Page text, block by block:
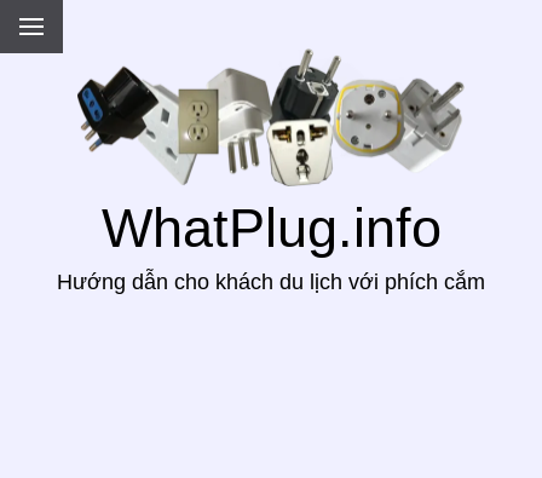
WhatPlug.info
Hướng dẫn cho khách du lịch với phích cắm